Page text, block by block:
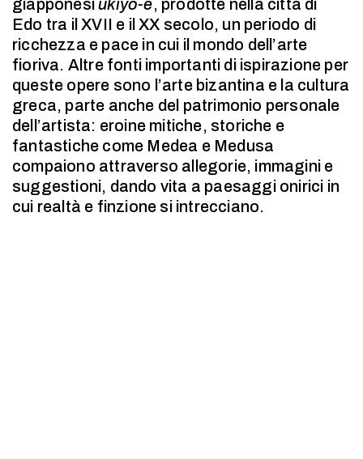
giapponesiukiyo-e, prodotte nella città di
Edo tra il XVII e il XX secolo, un periodo di
ricchezza e pace in cui il mondo dell’arte
fioriva. Altre fonti importanti di ispirazione per
queste opere sono l’arte bizantina e la cultura
greca, parte anche del patrimonio personale
dell’artista: eroine mitiche, storiche e
fantastiche come Medea e Medusa
compaiono attraverso allegorie, immagini e
suggestioni, dando vita a paesaggi onirici in
cui realtà e finzione si intrecciano.